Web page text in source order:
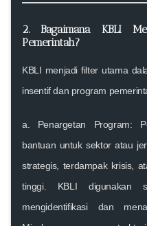
2. Bagaimana KBLI
Pemerintah?
KBLI menjadi filter utama
insentifdan program
a . Penargetan Program:
bantuan untuk sektor atau
strategis, terdampak krisis,
tinggi. KBLI digunakan
mengidentifikasi dan